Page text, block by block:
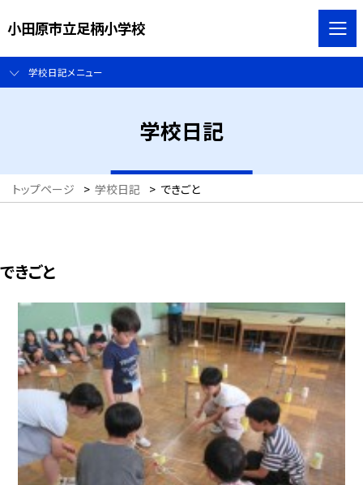
小田原市立足柄小学校
学校日記メニュー
学校日記
トップページ > 学校日記 > できごと
できごと